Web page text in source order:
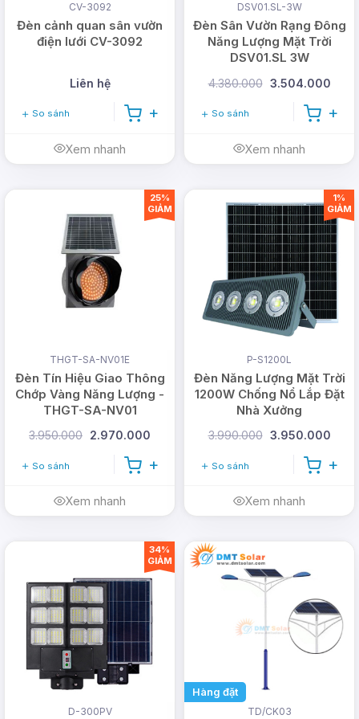
CV-3092
Đèn cảnh quan sân vườn
điện lưới CV-3092
Liên hệ
So sánh
Xem nhanh
DSV01.SL-3W
Đèn Sân Vườn Rạng Đông
Năng Lượng Mặt Trời
DSV01.SL 3W
4.380.000 3.504.000
So sánh
Xem nhanh
THGT-SA-NV01E
Đèn Tín Hiệu Giao Thông
Chớp Vàng Năng Lượng -
THGT-SA-NV01
3.950.000 2.970.000
So sánh
Xem nhanh
25%
GIẢM
P-S1200L
Đèn Năng Lượng Mặt Trời
1200W Chống Nổ Lắp Đặt
Nhà Xưởng
3.990.000 3.950.000
So sánh
Xem nhanh
1%
GIẢM
D-300PV
34%
GIẢM
Hàng đặt
TD/CK03